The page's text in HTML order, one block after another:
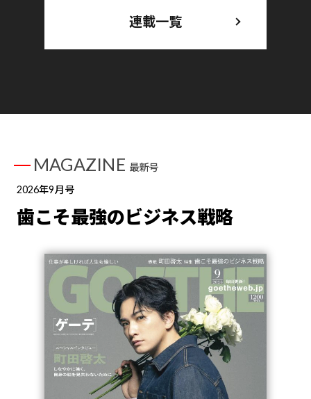
連載一覧
MAGAZINE 最新号
2026年9月号
歯こそ最強のビジネス戦略